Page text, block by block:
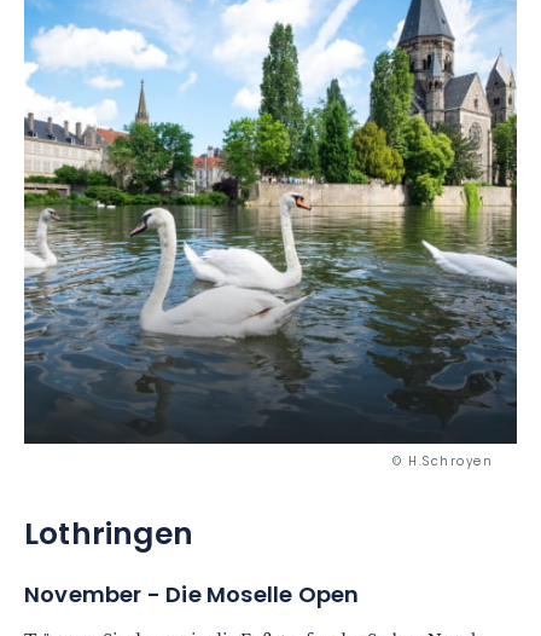
© H.Schroyen
Lothringen
November - Die Moselle Open